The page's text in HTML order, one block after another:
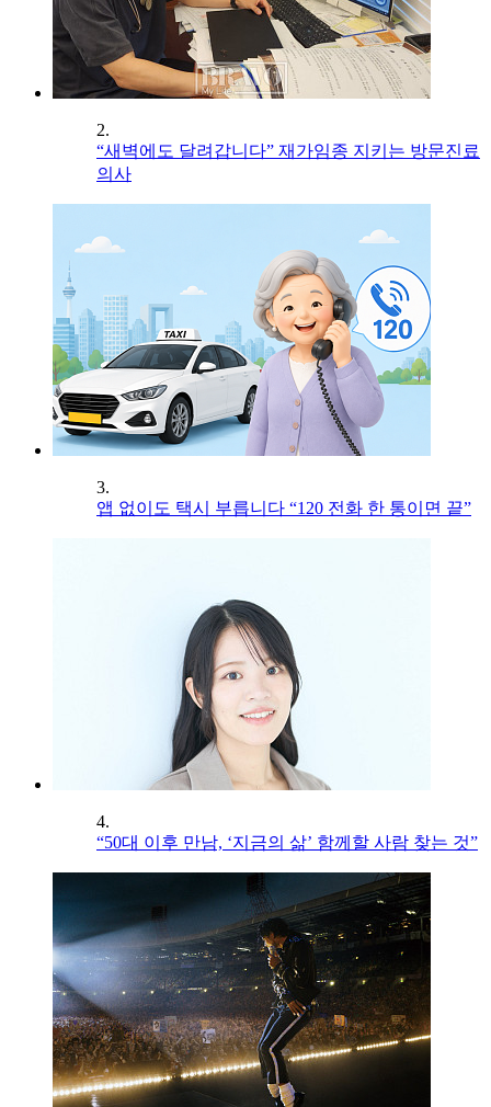
2.
“새벽에도 달려갑니다” 재가임종 지키는 방문진료
의사
3.
앱 없이도 택시 부릅니다 “120 전화 한 통이면 끝”
4.
“50대 이후 만남, ‘지금의 삶’ 함께할 사람 찾는 것”